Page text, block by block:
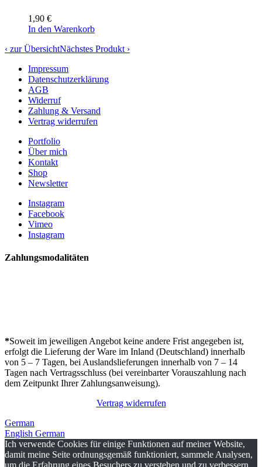
1,90 €
In den Warenkorb
‹ zur ÜbersichtNächstes Produkt ›
Impressum
Datenschutzerklärung
AGB
Widerruf
Zahlung & Versand
Vertrag widerrufen
Portfolio
Über mich
Kontakt
Shop
Newsletter
Instagram
Facebook
Vimeo
Instagram
Zahlungsmodalitäten
*Soweit im jeweiligen Angebot keine andere Frist angegeben ist,
erfolgt die Lieferung der Ware im Inland (Deutschland) innerhalb
von 5 – 7 Tagen, bei Auslandslieferungen innerhalb von 7 – 14
Tagen nach Vertragsschluss (bei vereinbarter Vorauszahlung nach
dem Zeitpunkt Ihrer Zahlungsanweisung).
Vertrag widerrufen
German
English German
Ich verwende Cookies für einige Funktionen auf meiner Website,
damit meine Seite ordnungsgemäß funktioniert, sammele Analysen,